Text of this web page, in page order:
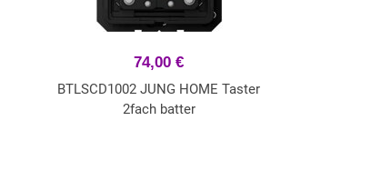
74,00 €
BTLSCD1002 JUNG HOME Taster
2fach batter